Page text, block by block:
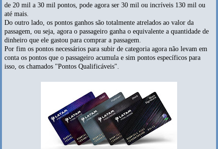
de 20 mil a 30 mil pontos, pode agora ser 30 mil ou incríveis 130 mil ou
até mais.
Do outro lado, os pontos ganhos são totalmente atrelados ao valor da
passagem, ou seja, agora o passageiro ganha o equivalente a quantidade de
dinheiro que ele gastou para comprar a passagem.
Por fim os pontos necessários para subir de categoria agora não levam em
conta os pontos que o passageiro acumula e sim pontos específicos para
isso, os chamados "Pontos Qualificáveis".